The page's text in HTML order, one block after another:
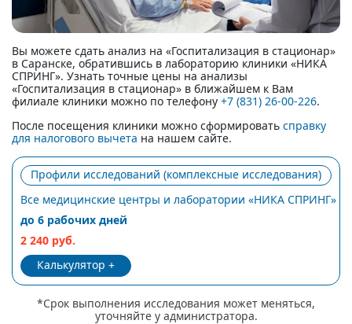
Вы можете сдать анализ на «Госпитализация в стационар»
в Саранске, обратившись в лабораторию клиники «НИКА
СПРИНГ». Узнать точные цены на анализы
«Госпитализация в стационар» в ближайшем к Вам
филиале клиники можно по телефону +7 (831) 26-00-226.
После посещения клиники можно сформировать справку
для налогового вычета на нашем сайте.
Профили исследований (комплексные исследования)
Все медицинские центры и лаборатории «НИКА СПРИНГ»
до 6 рабочих дней
2 240 руб.
Калькулятор
*Срок выполнения исследования может меняться,
уточняйте у администратора.